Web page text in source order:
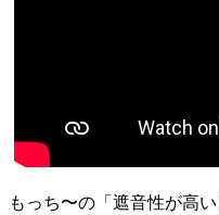
もっち〜の「遮音性が高